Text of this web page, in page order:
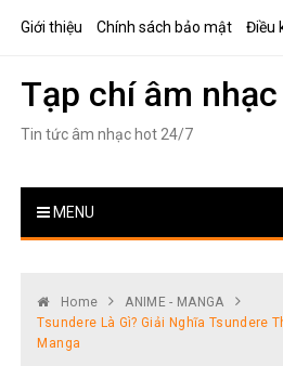
Giới thiệu Chính sách bảo mật Điều
Tạp chí âm nhạc
Tin tức âm nhạc hot 24/7
MENU
Home
ANIME - MANGA
Tsundere Là Gì? Giải Nghĩa Tsundere
Manga